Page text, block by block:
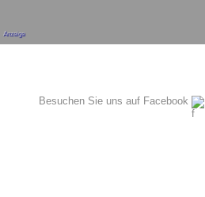
Anzeige
Besuchen Sie uns auf Facebook